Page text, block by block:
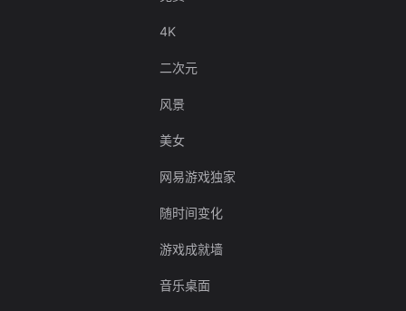
4K
二次元
风景
美女
网易游戏独家
随时间变化
游戏成就墙
音乐桌面